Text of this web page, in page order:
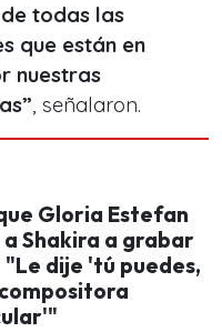
todas las
que están en
nuestras
, señalaron.
Gloria Estefan
Shakira a grabar
"Le dije 'tú puedes,